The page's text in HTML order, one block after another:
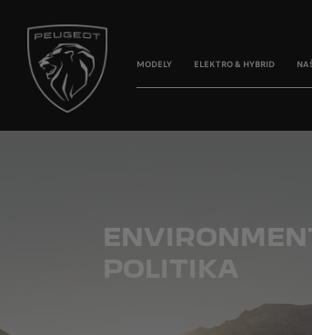
MODELY ELEKTRO & HYBRID
POLITIKA